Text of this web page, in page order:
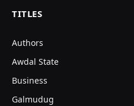
TITLES
Authors
Awdal State
Business
Galmudug